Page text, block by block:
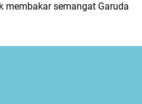
membakar semangat Garuda